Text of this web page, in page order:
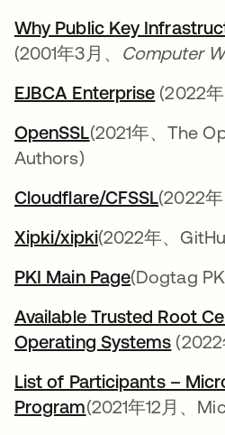
Why Public Key
(2001年3月、 Computer
EJBCA Enterprise 新しい
(2022
OpenSSL新しいタブで開
(2021年、The
Authors)
Cloudflare/CFSSL新しい
(2022
Xipki/xipki新しいタブで開
(2022年、
PKI Main Page新しいタブ
(Dogtag
Available Trusted Root
Operating Systems 新し
List of Participants –
Program新しいタブで開
(2021年12月、